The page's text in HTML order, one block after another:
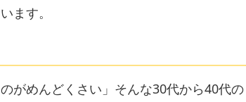
ます。
がめんどくさい」そんな30代から40代の